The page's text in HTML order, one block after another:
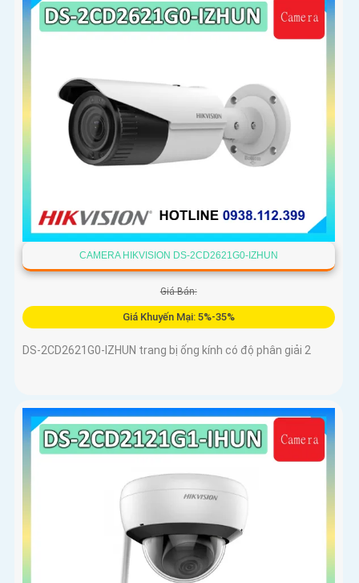
CAMERA HIKVISION DS-2CD2621G0-IZHUN
Giá Bán:
Giá Khuyến Mại: 5%-35%
DS-2CD2621G0-IZHUN trang bị ống kính có độ phân giải 2